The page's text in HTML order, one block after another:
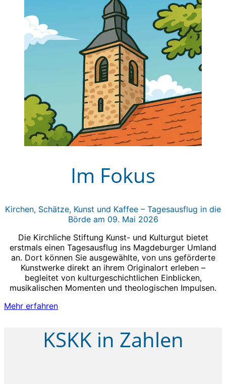
Im Fokus
Kirchen, Schätze, Kunst und Kaffee – Tagesausflug in die
Börde am 09. Mai 2026
Die Kirchliche Stiftung Kunst- und Kulturgut bietet
erstmals einen Tagesausflug ins Magdeburger Umland
an. Dort können Sie ausgewählte, von uns geförderte
Kunstwerke direkt an ihrem Originalort erleben –
begleitet von kulturgeschichtlichen Einblicken,
musikalischen Momenten und theologischen Impulsen.
Mehr erfahren
KSKK in Zahlen